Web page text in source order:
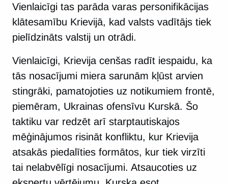
Vienlaicīgi tas parāda varas personifikācijas
klātesamību Krievijā, kad valsts vadītājs tiek
pielīdzināts valstij un otrādi.
Vienlaicīgi, Krievija cenšas radīt iespaidu, ka
tās nosacījumi miera sarunām kļūst arvien
stingrāki, pamatojoties uz notikumiem frontē,
piemēram, Ukrainas ofensīvu Kurskā. Šo
taktiku var redzēt arī starptautiskajos
mēģinājumos risināt konfliktu, kur Krievija
atsakās piedalīties formātos, kur tiek virzīti
tai nelabvēlīgi nosacījumi. Atsaucoties uz